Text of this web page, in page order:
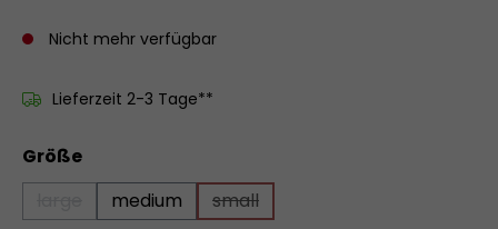
Nicht mehr verfügbar
Lieferzeit 2-3 Tage**
Größeauswählen
(Diese Option ist zurzeit nicht verfügbar.)
medium small
(Diese Option ist zurzeit nicht